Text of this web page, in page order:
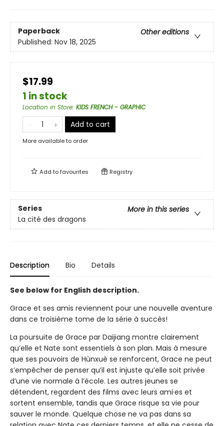
Paperback
Other editions
Published: Nov 18, 2025
$17.99
1 in stock
Location in Store: KIDS FRENCH - GRAPHIC
Add to cart
More available to order
Add tofavourites Registry
Series
More in this series
La cité des dragons
Description Bio Details
See below for English description.
Grace et ses amis reviennent pour une nouvelle aventure
dans ce troisième tome de la série à succès!
La poursuite de Grace par Daijiang montre clairement
qu’elle et Nate sont essentiels à son plan. Mais à mesure
que ses pouvoirs de Hùnxuè se renforcent, Grace ne peut
s’empêcher de penser qu’il est injuste qu’elle soit privée
d’une vie normale à l’école. Les autres jeunes se
détendent, regardent des films avec leurs ami·es et
sortent ensemble, tandis que Grace risque sa vie pour
sauver le monde. Quelque chose ne va pas dans sa